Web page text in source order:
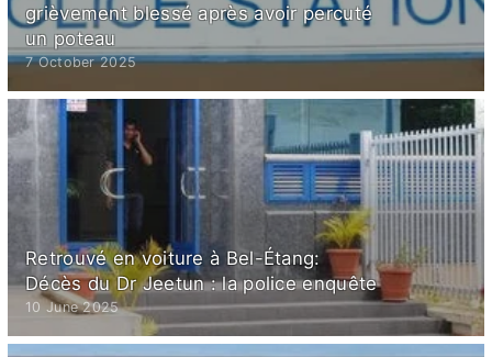
grièvement blessé après avoir percuté
un poteau
7 October 2025
Retrouvé en voiture à Bel-Étang:
Décès du Dr Jeetun : la police enquête
10 June 2025